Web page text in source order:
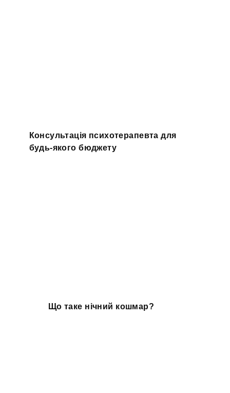
Консультація психотерапевта для
будь-якого бюджету
Що таке нічний кошмар?